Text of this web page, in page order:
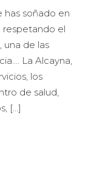
has soñado en
respetando el
una de las
La Alcayna,
los
de salud,
[…]